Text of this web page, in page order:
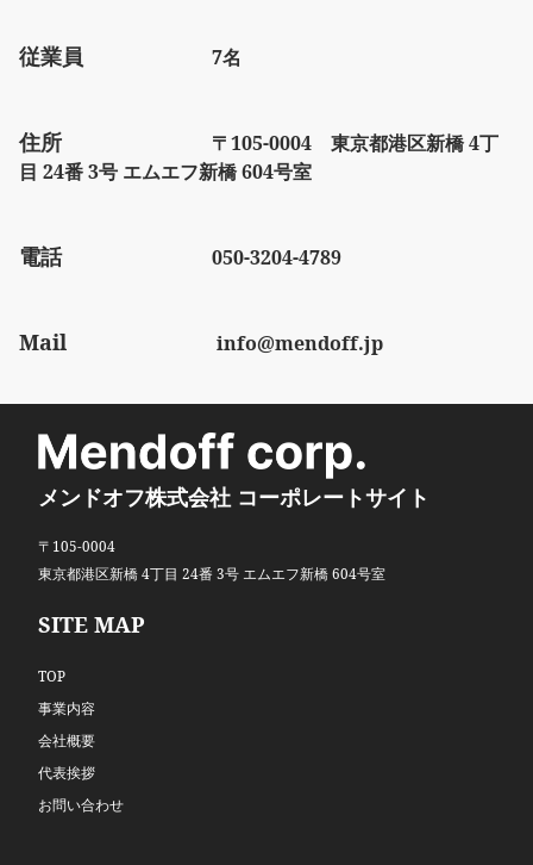
従業員 7名
住所 〒105-0004 東京都港区新橋 4丁
目 24番 3号 エムエフ新橋 604号室
電話 050-3204-4789
Mail info@mendoff.jp
メンドオフ株式会社 コーポレートサイト
〒105-0004
東京都港区新橋 4丁目 24番 3号 エムエフ新橋 604号室
SITE MAP
TOP
事業内容
会社概要
代表挨拶
お問い合わせ